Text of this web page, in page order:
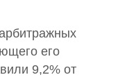
его
9,2% от